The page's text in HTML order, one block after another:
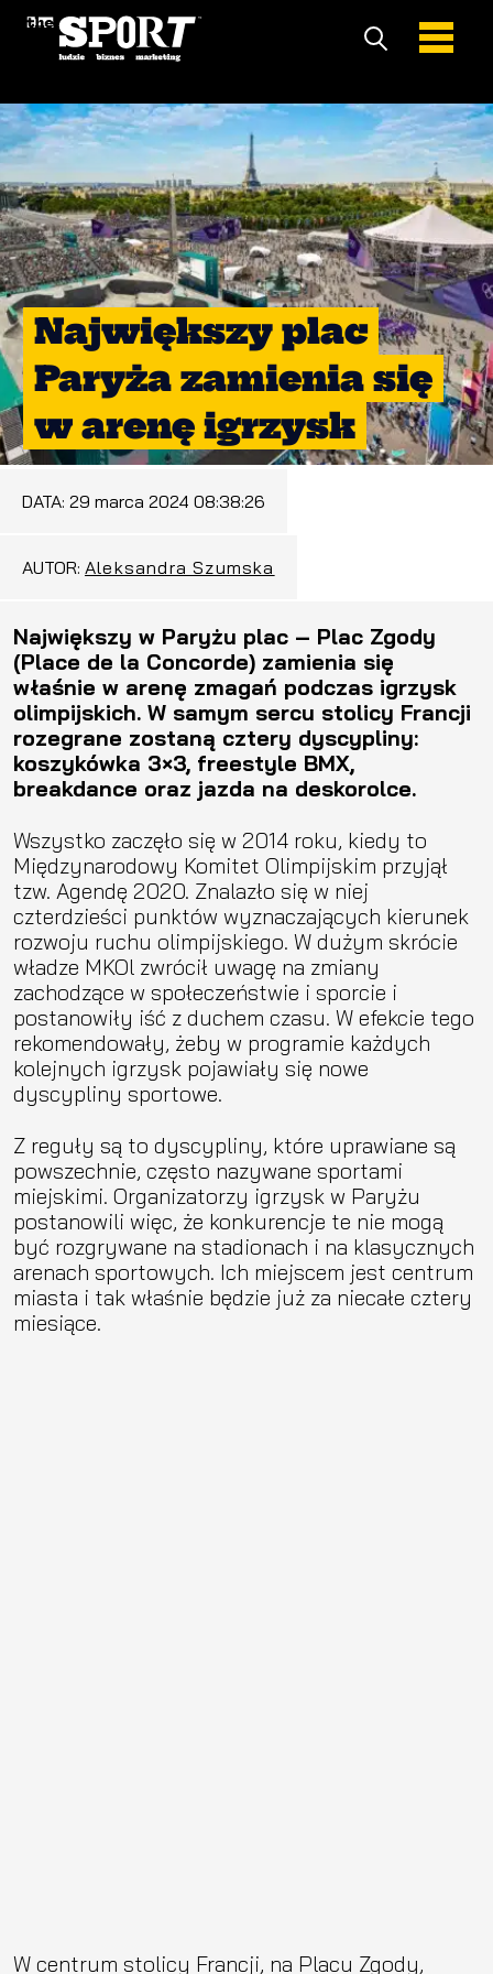
Największy plac
Paryża zamienia się
w arenę igrzysk
DATA: 29 marca 2024 08:38:26
AUTOR: Aleksandra Szumska
Największy w Paryżu plac – Plac Zgody
(Place de la Concorde) zamienia się
właśnie w arenę zmagań podczas igrzysk
olimpijskich. W samym sercu stolicy Francji
rozegrane zostaną cztery dyscypliny:
koszykówka 3×3, freestyle BMX,
breakdance oraz jazda na deskorolce.
Wszystko zaczęło się w 2014 roku, kiedy to
Międzynarodowy Komitet Olimpijskim przyjął
tzw. Agendę 2020. Znalazło się w niej
czterdzieści punktów wyznaczających kierunek
rozwoju ruchu olimpijskiego. W dużym skrócie
władze MKOl zwrócił uwagę na zmiany
zachodzące w społeczeństwie i sporcie i
postanowiły iść z duchem czasu. W efekcie tego
rekomendowały, żeby w programie każdych
kolejnych igrzysk pojawiały się nowe
dyscypliny sportowe.
Z reguły są to dyscypliny, które uprawiane są
powszechnie, często nazywane sportami
miejskimi. Organizatorzy igrzysk w Paryżu
postanowili więc, że konkurencje te nie mogą
być rozgrywane na stadionach i na klasycznych
arenach sportowych. Ich miejscem jest centrum
miasta i tak właśnie będzie już za niecałe cztery
miesiące.
W centrum stolicy Francji, na Placu Zgody,